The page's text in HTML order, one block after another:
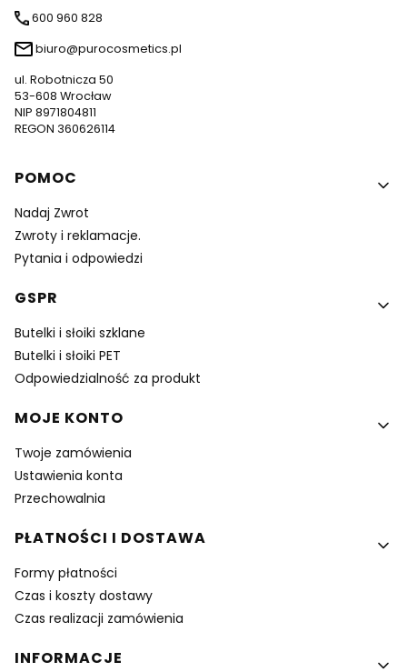
600 960 828
biuro@purocosmetics.pl
ul. Robotnicza 50
53-608 Wrocław
NIP 8971804811
REGON 360626114
Linki w stopce
POMOC
Nadaj Zwrot
Zwroty i reklamacje.
Pytania i odpowiedzi
GSPR
Butelki i słoiki szklane
Butelki i słoiki PET
Odpowiedzialność za produkt
MOJE KONTO
Twoje zamówienia
Ustawienia konta
Przechowalnia
PŁATNOŚCI I DOSTAWA
Formy płatności
Czas i koszty dostawy
Czas realizacji zamówienia
INFORMACJE